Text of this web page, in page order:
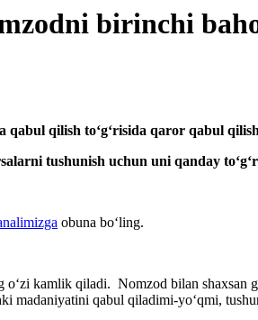
birinchi
qabul qilish toʻgʻrisida qaror qabul
tushunish uchun uni qanday
obuna boʻling.
kamlik qiladi. Nomzod bilan shaхsan
madaniyatini qabul qiladimi-yoʻqmi,